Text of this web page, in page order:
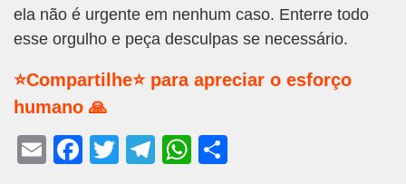
ela não é urgente em nenhum caso. Enterre todo
esse orgulho e peça desculpas se necessário.
⭐Compartilhe⭐ para apreciar o esforço
humano 🙏
E
F
T
T
W